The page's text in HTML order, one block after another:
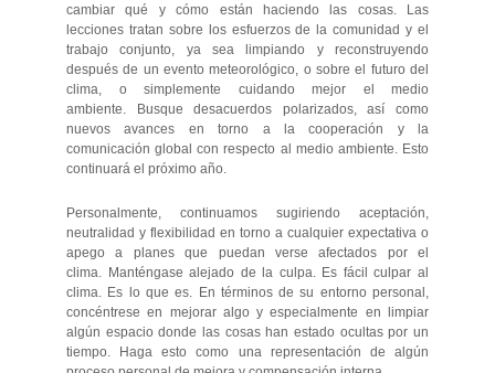
cambiar qué y cómo están haciendo las cosas. Las
lecciones tratan sobre los esfuerzos de la comunidad y el
trabajo conjunto, ya sea limpiando y reconstruyendo
después de un evento meteorológico, o sobre el futuro del
clima, o simplemente cuidando mejor el medio
ambiente. Busque desacuerdos polarizados, así como
nuevos avances en torno a la cooperación y la
comunicación global con respecto al medio ambiente. Esto
continuará el próximo año.
Personalmente, continuamos sugiriendo aceptación,
neutralidad y flexibilidad en torno a cualquier expectativa o
apego a planes que puedan verse afectados por el
clima. Manténgase alejado de la culpa. Es fácil culpar al
clima. Es lo que es. En términos de su entorno personal,
concéntrese en mejorar algo y especialmente en limpiar
algún espacio donde las cosas han estado ocultas por un
tiempo. Haga esto como una representación de algún